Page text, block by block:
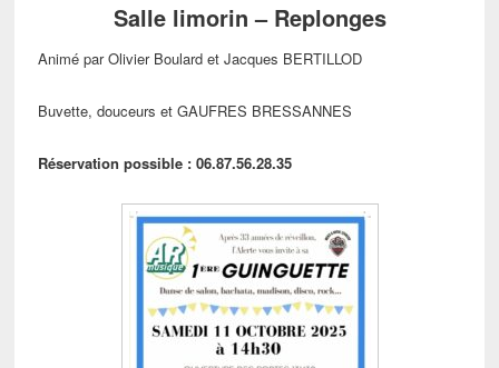
Salle limorin – Replonges
Animé par Olivier Boulard et Jacques BERTILLOD
Buvette, douceurs et GAUFRES BRESSANNES
Réservation possible : 06.87.56.28.35